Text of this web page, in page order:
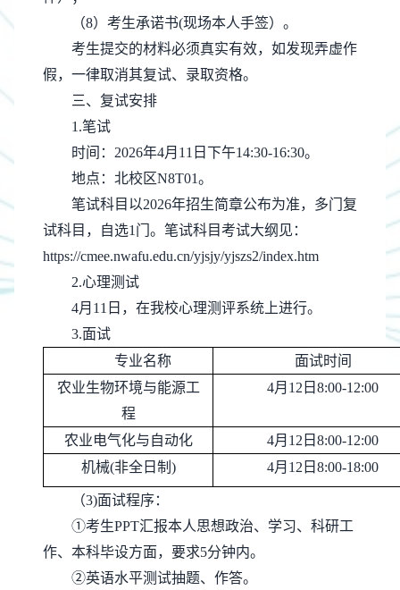
（8）考生承诺书(现场本人手签）。
考生提交的材料必须真实有效，如发现弄虚作
假，一律取消其复试、录取资格。
三、 复试安排
1.笔试
时间： 2026年4月 11 日 下午14:30-16:30。
地点：北校区N8T01。
笔试科目以2026年招生简章公布为准，多门复
试科目，自选1门。笔试科目考试大纲见：
https://cmee.nwafu.edu.cn/yjsjy/yjszs2/index.htm
2.心理测试
4月11日，在我校心理测评系统上进行。
3.面试
专业名称
面试时间
农业生物环境与能源工
程
4月12日8:00-12:00
农业电气化与自动化
4月12日8:00-12:00
机械(非全日制) 4月12日8:00-18:00
（3)面试程序：
①考生PPT汇报本人思想政治、学习、科研工
作、本科毕设方面，要求5分钟内。
②英语水平测试抽题、作答。